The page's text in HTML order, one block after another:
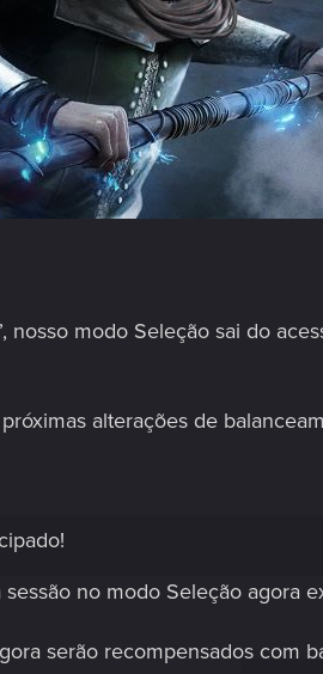
nosso modo Seleção sai do
alterações de
no modo Seleção agora
serão recompensados com